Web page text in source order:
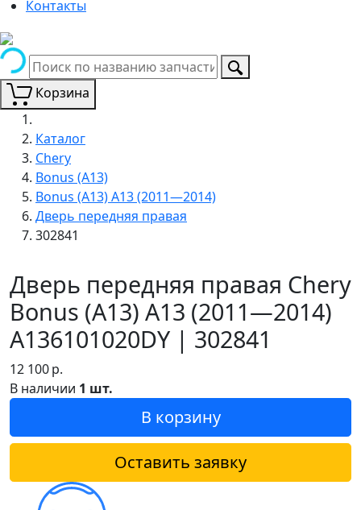
Контакты
Корзина
Каталог
Chery
Bonus (A13)
Bonus (A13) A13 (2011—2014)
Дверь передняя правая
302841
Дверь передняя правая Chery
Bonus (A13) A13 (2011—2014)
A136101020DY | 302841
12 100р.
В наличии 1 шт.
В корзину
Оставить заявку